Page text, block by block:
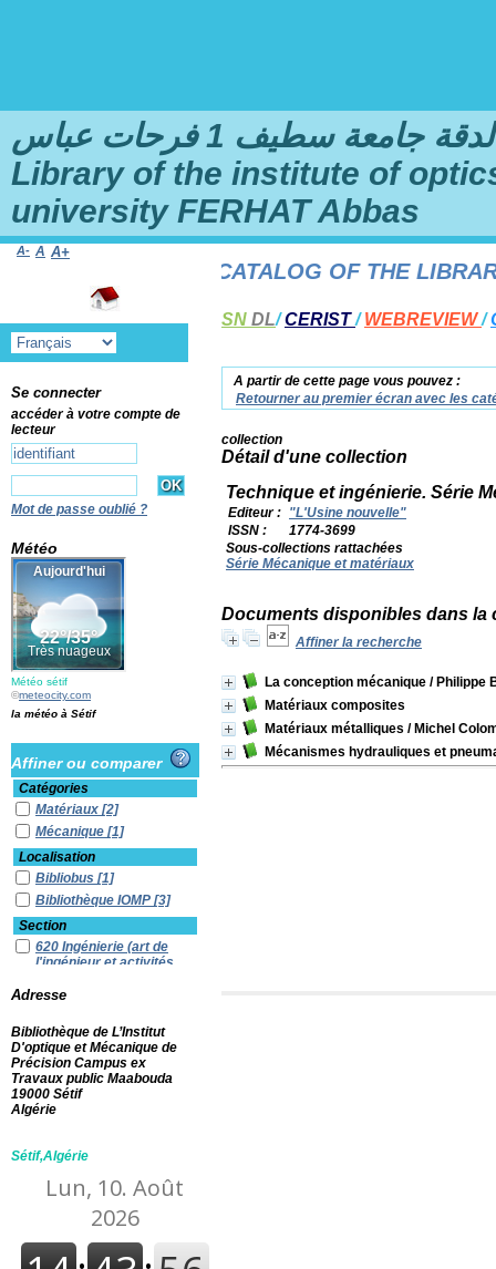
سطيف 1 فرحات عباس
Library of the institute of
university FERHAT Abbas
SN DL/CERIST/WEBREVIEW/
A partir de cette page vous pouvez :
Retourner au premier écran avec les
collection
Détail d'une collection
Technique et ingénierie. Série
Editeur : "L'Usine nouvelle"
ISSN :
1774-3699
Sous-collections rattachées
Série Mécanique et matériaux
Documents disponibles dans la
Affiner la recherche
La conception mécanique / Philippe
Matériaux composites
Matériaux métalliques / Michel
Mécanismes hydrauliques et
TO THE ONLINE CATALOG OF THE
A- A A+
Se connecter
accéder à votre compte de
lecteur
Mot de passe oublié ?
Météo
Météo sétif
©meteocity.com
la météo à Sétif
Affiner ou comparer
Catégories
Matériaux [2]
Mécanique [1]
Localisation
Bibliobus [1]
Bibliothèque IOMP [3]
Section
620 Ingénierie (art de
l'ingénieur et activités
Albums Enfants
Adresse
Bibliothèque de L’Institut
D'optique et Mécanique de
Précision Campus ex
Travaux public Maabouda
19000 Sétif
Algérie
Sétif,Algérie